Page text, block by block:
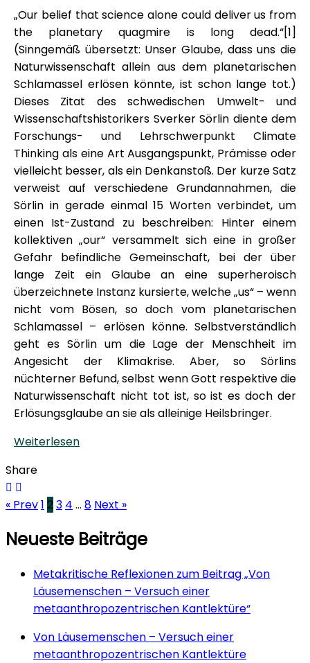
„Our belief that science alone could deliver us from
the planetary quagmire is long dead.“[1]
(Sinngemäß übersetzt: Unser Glaube, dass uns die
Naturwissenschaft allein aus dem planetarischen
Schlamassel erlösen könnte, ist schon lange tot.)
Dieses Zitat des schwedischen Umwelt- und
Wissenschaftshistorikers Sverker Sörlin diente dem
Forschungs- und Lehrschwerpunkt Climate
Thinking als eine Art Ausgangspunkt, Prämisse oder
vielleicht besser, als ein Denkanstoß. Der kurze Satz
verweist auf verschiedene Grundannahmen, die
Sörlin in gerade einmal 15 Worten verbindet, um
einen Ist-Zustand zu beschreiben: Hinter einem
kollektiven „our“ versammelt sich eine in großer
Gefahr befindliche Gemeinschaft, bei der über
lange Zeit ein Glaube an eine superheroisch
überzeichnete Instanz kursierte, welche „us“ – wenn
nicht vom Bösen, so doch vom planetarischen
Schlamassel – erlösen könne. Selbstverständlich
geht es Sörlin um die Lage der Menschheit im
Angesicht der Klimakrise. Aber, so Sörlins
nüchterner Befund, selbst wenn Gott respektive die
Naturwissenschaft nicht tot ist, so ist es doch der
Erlösungsglaube an sie als alleinige Heilsbringer.
Weiterlesen
Share
« Prev1 23 4 … 8 Next »
Neueste Beiträge
Metakritische Reflexionen zum Beitrag „Von
Läusemenschen – Versuch einer
metaanthropozentrischen Kantlektüre“
Von Läusemenschen – Versuch einer
metaanthropozentrischen Kantlektüre